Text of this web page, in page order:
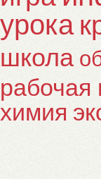
урока
школа
рабочая
химия